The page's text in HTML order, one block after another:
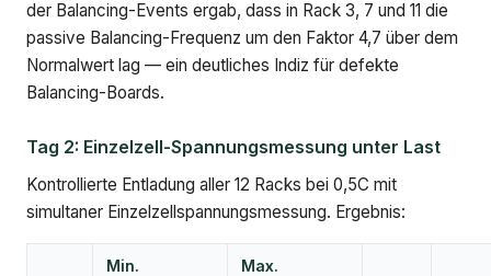
der Balancing-Events ergab, dass in Rack 3, 7 und 11 die
passive Balancing-Frequenz um den Faktor 4,7 über dem
Normalwert lag — ein deutliches Indiz für defekte
Balancing-Boards.
Tag 2: Einzelzell-Spannungsmessung unter Last
Kontrollierte Entladung aller 12 Racks bei 0,5C mit
simultaner Einzelzellspannungsmessung. Ergebnis:
Min.
Max.